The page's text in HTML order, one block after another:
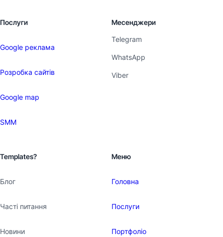
Послуги
Google реклама
Розробка сайтів
Google map
SMM
Месенджери
Telegram
WhatsApp
Viber
Templates?
Блог
Часті питання
Новини
Меню
Головна
Послуги
Портфоліо